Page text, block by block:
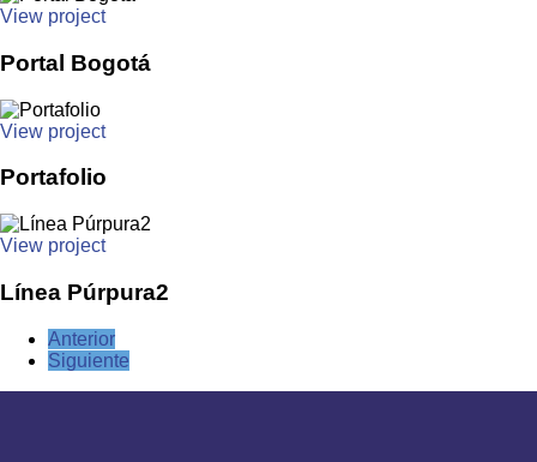
View project
Portal Bogotá
View project
Portafolio
View project
Línea Púrpura2
Anterior
Siguiente